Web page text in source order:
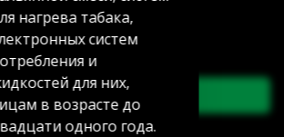
В корзину
нагрева табака,
систем
и
для них,
в возрасте до
одного года.